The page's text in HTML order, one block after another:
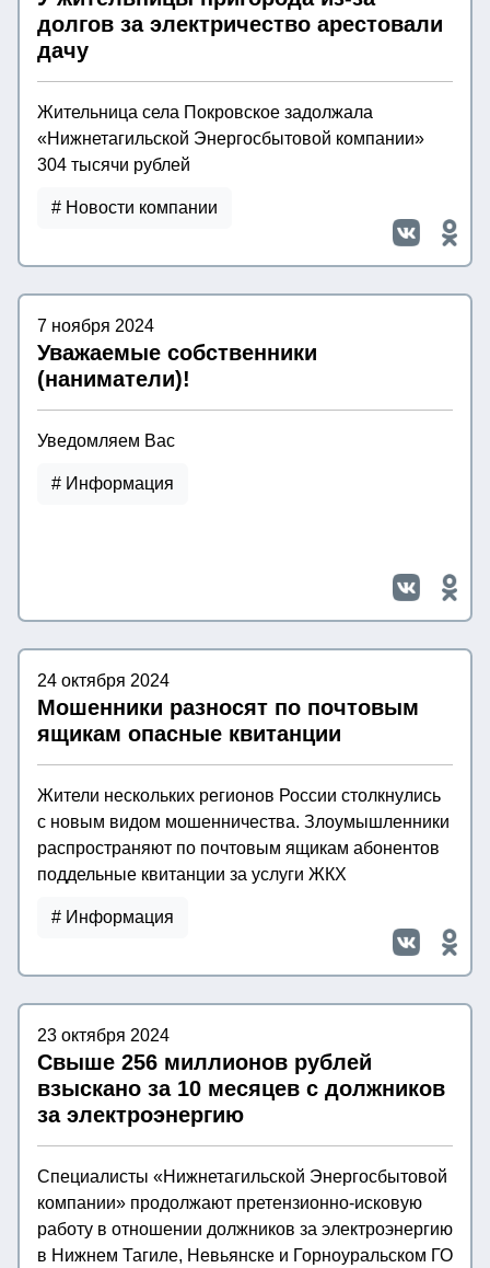
долгов за электричество арестовали
дачу
Жительница села Покровское задолжала
«Нижнетагильской Энергосбытовой компании»
304 тысячи рублей
# Новости компании
7 ноября 2024
Уважаемые собственники
(наниматели)!
Уведомляем Вас
# Информация
24 октября 2024
Мошенники разносят по почтовым
ящикам опасные квитанции
Жители нескольких регионов России столкнулись
с новым видом мошенничества. Злоумышленники
распространяют по почтовым ящикам абонентов
поддельные квитанции за услуги ЖКХ
# Информация
23 октября 2024
Свыше 256 миллионов рублей
взыскано за 10 месяцев с должников
за электроэнергию
Специалисты «Нижнетагильской Энергосбытовой
компании» продолжают претензионно-исковую
работу в отношении должников за электроэнергию
в Нижнем Тагиле, Невьянске и Горноуральском ГО